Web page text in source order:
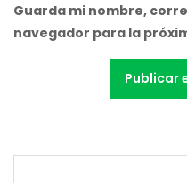
Guarda mi nombre,
navegador para la